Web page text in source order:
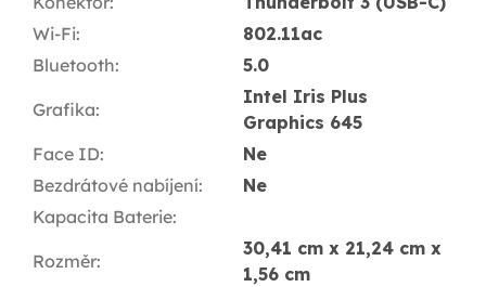
Wi-Fi:
802.11ac
Bluetooth: 5.0
Grafika:
Intel Iris Plus
Graphics 645
Face ID:
Ne
Bezdrátové nabíjení:
Ne
Kapacita Baterie:
Rozměr:
30,41 cm x 21,24 cm x
1,56 cm